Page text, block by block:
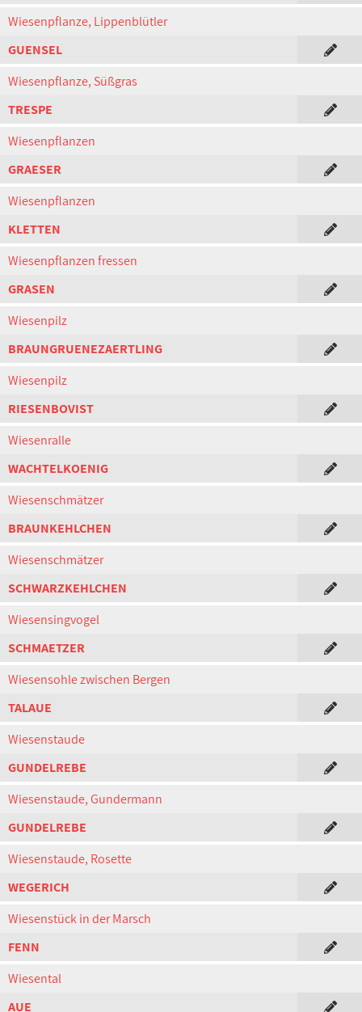
Wiesenpflanze, Lippenblütler
GUENSEL
Wiesenpflanze, Süßgras
TRESPE
Wiesenpflanzen
GRAESER
Wiesenpflanzen
KLETTEN
Wiesenpflanzen fressen
GRASEN
Wiesenpilz
BRAUNGRUENEZAERTLING
Wiesenpilz
RIESENBOVIST
Wiesenralle
WACHTELKOENIG
Wiesenschmätzer
BRAUNKEHLCHEN
Wiesenschmätzer
SCHWARZKEHLCHEN
Wiesensingvogel
SCHMAETZER
Wiesensohle zwischen Bergen
TALAUE
Wiesenstaude
GUNDELREBE
Wiesenstaude, Gundermann
GUNDELREBE
Wiesenstaude, Rosette
WEGERICH
Wiesenstück in der Marsch
FENN
Wiesental
AUE